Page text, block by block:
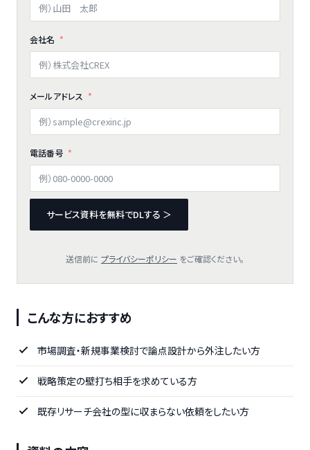
会社名
メールアドレス
電話番号
サービス資料を無料でDLする ＞
送信前に プライバシーポリシー をご確認ください。
こんな方におすすめ
市場調査・新規事業検討で論点設計から外注したい方
戦略策定の壁打ち相手を求めている方
既存リサーチ会社の型に収まらない依頼をしたい方